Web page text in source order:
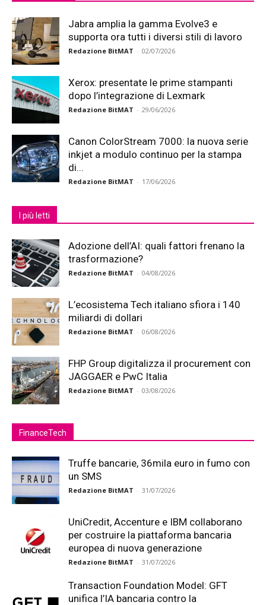
Jabra amplia la gamma Evolve3 e
supporta ora tutti i diversi stili di lavoro
Redazione BitMAT - 02/07/2026
Xerox: presentate le prime stampanti
dopo l’integrazione di Lexmark
Redazione BitMAT - 29/06/2026
Canon ColorStream 7000: la nuova serie
inkjet a modulo continuo per la stampa
di...
Redazione BitMAT - 17/06/2026
I più letti
Adozione dell’AI: quali fattori frenano la
trasformazione?
Redazione BitMAT - 04/08/2026
L’ecosistema Tech italiano sfiora i 140
miliardi di dollari
Redazione BitMAT - 06/08/2026
FHP Group digitalizza il procurement con
JAGGAER e PwC Italia
Redazione BitMAT - 03/08/2026
FinanceTech
Truffe bancarie, 36mila euro in fumo con
un SMS
Redazione BitMAT - 31/07/2026
UniCredit, Accenture e IBM collaborano
per costruire la piattaforma bancaria
europea di nuova generazione
Redazione BitMAT - 31/07/2026
Transaction Foundation Model: GFT
unifica l’IA bancaria contro la